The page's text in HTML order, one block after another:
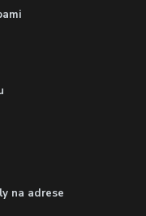
na adrese